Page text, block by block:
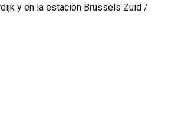
y en la estación Brussels Zuid /